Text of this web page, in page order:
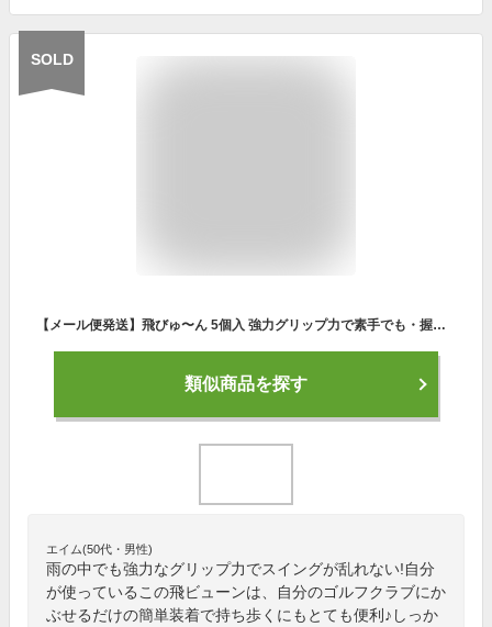
SOLD
【メール便発送】飛びゅ〜ん 5個入 強力グリップ力で素手でも・握力不足でも・雨の日でも滑らない！ 装着簡単で飛距離アップ グリップカバー：【製造直販ゴルフ屋】※
類似商品を探す
エイム(50代・男性)
雨の中でも強力なグリップ力でスイングが乱れない!自分
が使っているこの飛ビューンは、自分のゴルフクラブにか
ぶせるだけの簡単装着で持ち歩くにもとても便利♪しっか